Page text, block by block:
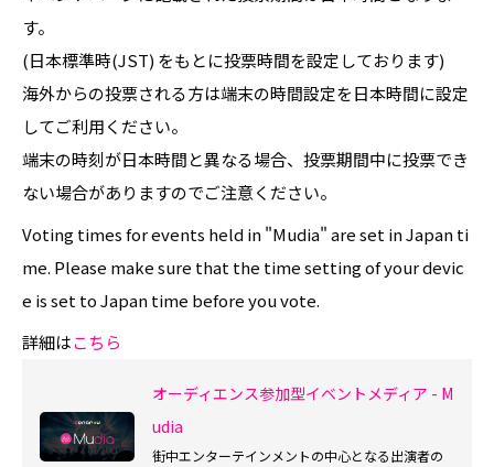
す。
(日本標準時(JST) をもとに投票時間を設定しております)
海外からの投票される方は端末の時間設定を日本時間に設定
してご利用ください。
端末の時刻が日本時間と異なる場合、投票期間中に投票でき
ない場合がありますのでご注意ください。
Voting times for events held in "Mudia" are set in Japan ti
me. Please make sure that the time setting of your devic
e is set to Japan time before you vote.
詳細はこちら
オーディエンス参加型イベントメディア - M
udia
街中エンターテインメントの中心となる出演者の